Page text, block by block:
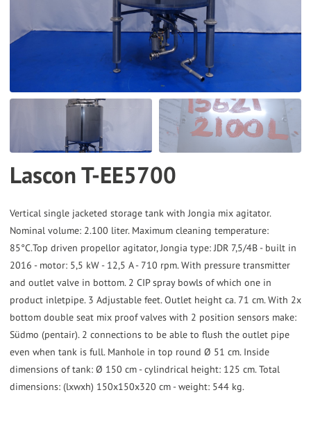
the
selected
search
result.
Touch
device
users
can
use
and
swipe
gestures.
Lascon T-EE5700
Vertical single jacketed storage tank with Jongia mix agitator.
Nominal volume: 2.100 liter. Maximum cleaning temperature:
85°C.Top driven propellor agitator, Jongia type: JDR 7,5/4B - built in
2016 - motor: 5,5 kW - 12,5 A - 710 rpm. With pressure transmitter
and outlet valve in bottom. 2 CIP spray bowls of which one in
product inletpipe. 3 Adjustable feet. Outlet height ca. 71 cm. With 2x
bottom double seat mix proof valves with 2 position sensors make:
Südmo (pentair). 2 connections to be able to flush the outlet pipe
even when tank is full. Manhole in top round Ø 51 cm. Inside
dimensions of tank: Ø 150 cm - cylindrical height: 125 cm. Total
dimensions: (lxwxh) 150x150x320 cm - weight: 544 kg.